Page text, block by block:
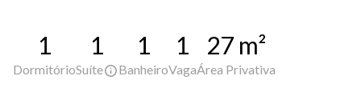
1
Dormitório
1
Suíte
1
Banheiro
1
Vaga
27 m²
Área Privativa